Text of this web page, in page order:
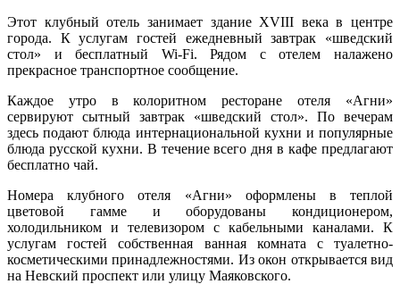
Этот клубный отель занимает здание XVIII века в центре
города. К услугам гостей ежедневный завтрак «шведский
стол» и бесплатный Wi-Fi. Рядом с отелем налажено
прекрасное транспортное сообщение.
Каждое утро в колоритном ресторане отеля «Агни»
сервируют сытный завтрак «шведский стол». По вечерам
здесь подают блюда интернациональной кухни и популярные
блюда русской кухни. В течение всего дня в кафе предлагают
бесплатно чай.
Номера клубного отеля «Агни» оформлены в теплой
цветовой гамме и оборудованы кондиционером,
холодильником и телевизором с кабельными каналами. К
услугам гостей собственная ванная комната с туалетно-
косметическими принадлежностями. Из окон открывается вид
на Невский проспект или улицу Маяковского.